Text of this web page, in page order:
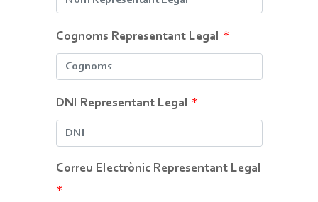
Cognoms Representant Legal *
DNI Representant Legal *
Correu Electrònic Representant Legal
*